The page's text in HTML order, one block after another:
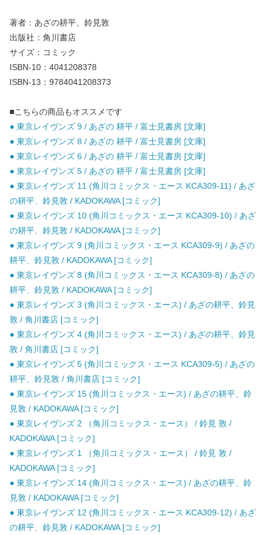
著者：あざの耕平、鈴見敦
出版社：角川書店
サイズ：コミック
ISBN-10：4041208378
ISBN-13：9784041208373
■こちらの商品もオススメです
● 東京レイヴンズ 9 / あざの 耕平 / 富士見書房 [文庫]
● 東京レイヴンズ 8 / あざの 耕平 / 富士見書房 [文庫]
● 東京レイヴンズ 6 / あざの 耕平 / 富士見書房 [文庫]
● 東京レイヴンズ 5 / あざの 耕平 / 富士見書房 [文庫]
● 東京レイヴンズ 11 (角川コミックス・エース KCA309-11) / あざ
の耕平、鈴見敦 / KADOKAWA [コミック]
● 東京レイヴンズ 10 (角川コミックス・エース KCA309-10) / あざ
の耕平、鈴見敦 / KADOKAWA [コミック]
● 東京レイヴンズ 9 (角川コミックス・エース KCA309-9) / あざの
耕平、鈴見敦 / KADOKAWA [コミック]
● 東京レイヴンズ 8 (角川コミックス・エース KCA309-8) / あざの
耕平、鈴見敦 / KADOKAWA [コミック]
● 東京レイヴンズ 3 (角川コミックス・エース) / あざの耕平、鈴見
敦 / 角川書店 [コミック]
● 東京レイヴンズ 4 (角川コミックス・エース) / あざの耕平、鈴見
敦 / 角川書店 [コミック]
● 東京レイヴンズ 5 (角川コミックス・エース KCA309-5) / あざの
耕平、鈴見敦 / 角川書店 [コミック]
● 東京レイヴンズ 15 (角川コミックス・エース) / あざの耕平、鈴
見敦 / KADOKAWA [コミック]
● 東京レイヴンズ 2 （角川コミックス・エース） / 鈴見 敦 /
KADOKAWA [コミック]
● 東京レイヴンズ 1 （角川コミックス・エース） / 鈴見 敦 /
KADOKAWA [コミック]
● 東京レイヴンズ 14 (角川コミックス・エース) / あざの耕平、鈴
見敦 / KADOKAWA [コミック]
● 東京レイヴンズ 12 (角川コミックス・エース KCA309-12) / あざ
の耕平、鈴見敦 / KADOKAWA [コミック]